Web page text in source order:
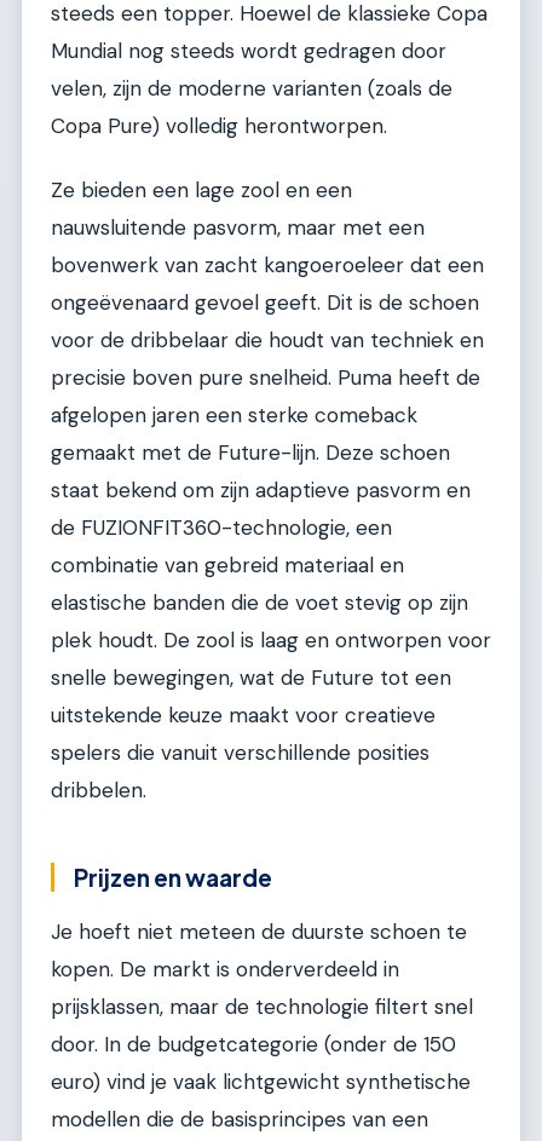
steeds een topper. Hoewel de klassieke Copa
Mundial nog steeds wordt gedragen door
velen, zijn de moderne varianten (zoals de
Copa Pure) volledig herontworpen.
Ze bieden een lage zool en een
nauwsluitende pasvorm, maar met een
bovenwerk van zacht kangoeroeleer dat een
ongeëvenaard gevoel geeft. Dit is de schoen
voor de dribbelaar die houdt van techniek en
precisie boven pure snelheid. Puma heeft de
afgelopen jaren een sterke comeback
gemaakt met de Future-lijn. Deze schoen
staat bekend om zijn adaptieve pasvorm en
de FUZIONFIT360-technologie, een
combinatie van gebreid materiaal en
elastische banden die de voet stevig op zijn
plek houdt. De zool is laag en ontworpen voor
snelle bewegingen, wat de Future tot een
uitstekende keuze maakt voor creatieve
spelers die vanuit verschillende posities
dribbelen.
Prijzen en waarde
Je hoeft niet meteen de duurste schoen te
kopen. De markt is onderverdeeld in
prijsklassen, maar de technologie filtert snel
door. In de budgetcategorie (onder de 150
euro) vind je vaak lichtgewicht synthetische
modellen die de basisprincipes van een